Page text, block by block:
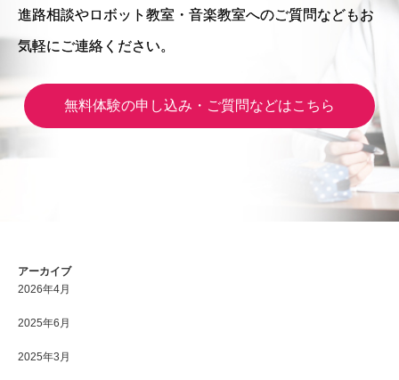
進路相談やロボット教室・音楽教室へのご質問などもお
気軽にご連絡ください。
無料体験の申し込み・ご質問などはこちら
アーカイブ
2026年4月
2025年6月
2025年3月